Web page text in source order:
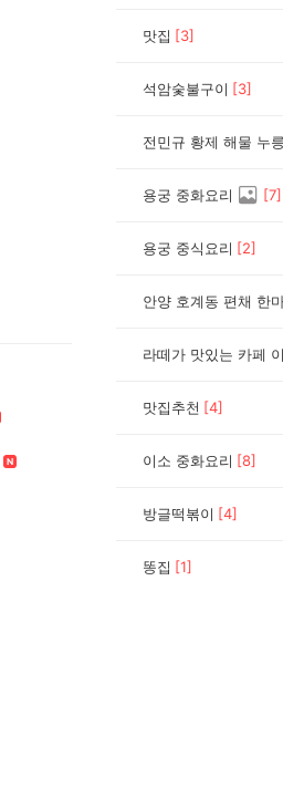
맛집 [3]
석암숯불구이 [3]
전민규 황제 해물 누
용궁 중화요리 [7]
용궁 중식요리 [2]
안양 호계동 편채 한
라떼가 맛있는 카페
맛집추천 [4]
이소 중화요리 [8]
방글떡볶이 [4]
똥집 [1]